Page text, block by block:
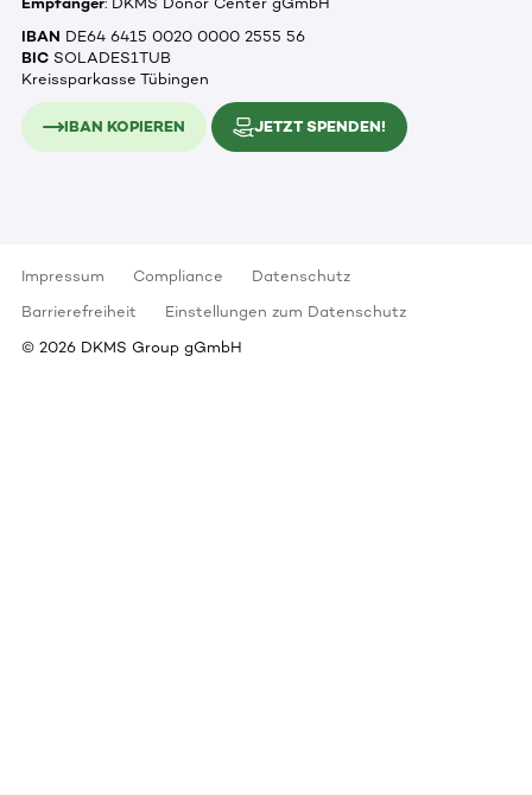
IBAN DE64 6415 0020 0000 2555 56
BIC SOLADES1TUB
Kreissparkasse Tübingen
IBAN KOPIEREN JETZT SPENDEN!
Impressum Compliance
Datenschutz
Barrierefreiheit
Einstellungen zum Datenschutz
© 2026 DKMS Group gGmbH